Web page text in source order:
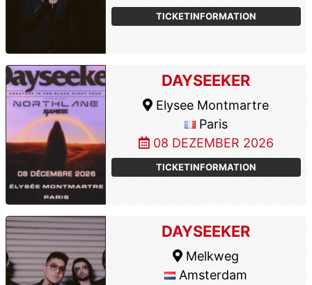
TICKETINFORMATION
DAYSEEKER
Elysee Montmartre
Paris
08 DEZEMBER 2026
TICKETINFORMATION
DAYSEEKER
Melkweg
Amsterdam